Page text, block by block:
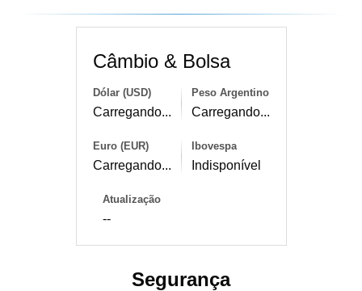
Câmbio & Bolsa
Dólar (USD)
Carregando...
Peso Argentino
Carregando...
Euro (EUR)
Carregando...
Ibovespa
Indisponível
Atualização
--
Segurança